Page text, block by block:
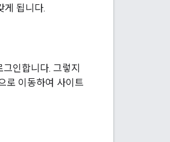
게 됩니다.
그인합니다. 그렇지
로 이동하여 사이트